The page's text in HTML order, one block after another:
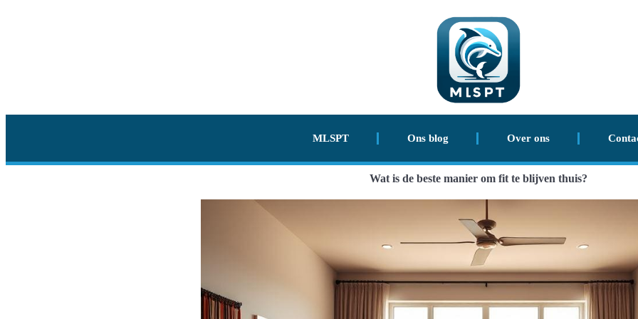
MLSPT Ons blog Over ons
Wat is de beste manier om fit te blijven thuis?